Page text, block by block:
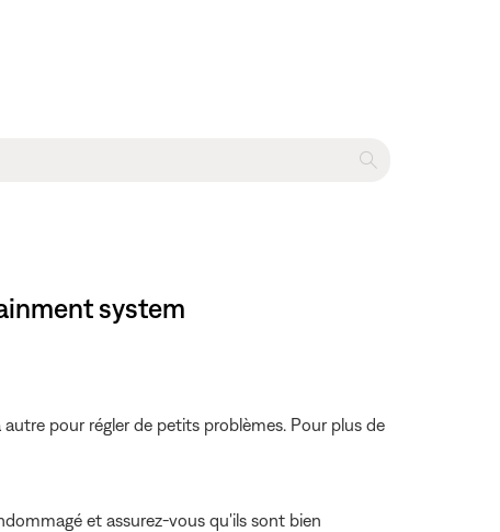
system
pour régler de petits problèmes. Pour plus de
et assurez-vous qu'ils sont bien